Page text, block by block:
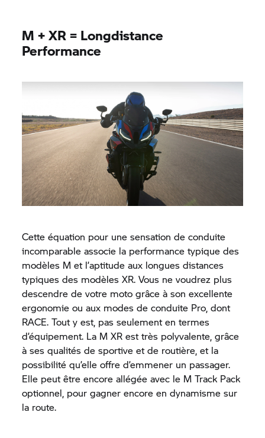
M + XR = Longdistance
Performance
Cette équation pour une sensation de conduite
incomparable associe la performance typique des
modèles M et l’aptitude aux longues distances
typiques des modèles XR. Vous ne voudrez plus
descendre de votre moto grâce à son excellente
ergonomie ou aux modes de conduite Pro, dont
RACE. Tout y est, pas seulement en termes
d’équipement. La M XR est très polyvalente, grâce
à ses qualités de sportive et de routière, et la
possibilité qu’elle offre d’emmener un passager.
Elle peut être encore allégée avec le M Track Pack
optionnel, pour gagner encore en dynamisme sur
la route.